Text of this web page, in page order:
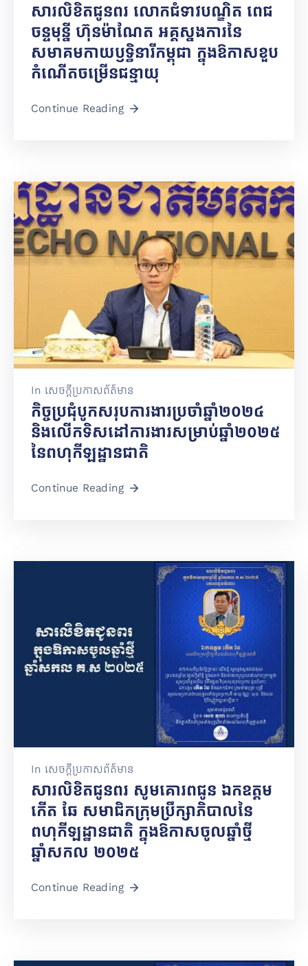
សារលិខិតជូនពរ លោកជំទាវបណ្ឌិត ពេជ
ចន្ទមុន្នី ហ៊ុនម៉ាណែត អគ្គស្នងការនៃ
សមាគមកាយឫទ្ធិនារីកម្ពុជា ក្នុងឱកាសខួប
កំណើតចម្រើនជន្មាយុ
Continue Reading
In សេចក្តីប្រកាសព័ត៌មាន
កិច្ចប្រជុំបូកសរុបការងារប្រចាំឆ្នាំ២០២៤
និងលើកទិសដៅការងារសម្រាប់ឆ្នាំ២០២៥
នៃពហុកីឡដ្ឋានជាតិ
Continue Reading
In សេចក្តីប្រកាសព័ត៌មាន
សារលិខិតជូនពរ សូមគោរពជូន ឯកឧត្តម
កើត ឆែ សមាជិកក្រុមប្រឹក្សាភិបាលនៃ
ពហុកីឡដ្ឋានជាតិ ក្នុងឱកាសចូលឆ្នាំថ្មី
ឆ្នាំសកល ២០២៥
Continue Reading